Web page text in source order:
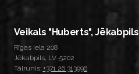
Veikals "Huberts", Jēkabpils
Rīgas iela 208
Jēkabpils, LV-5202
Tālrunis: +371 26 313996